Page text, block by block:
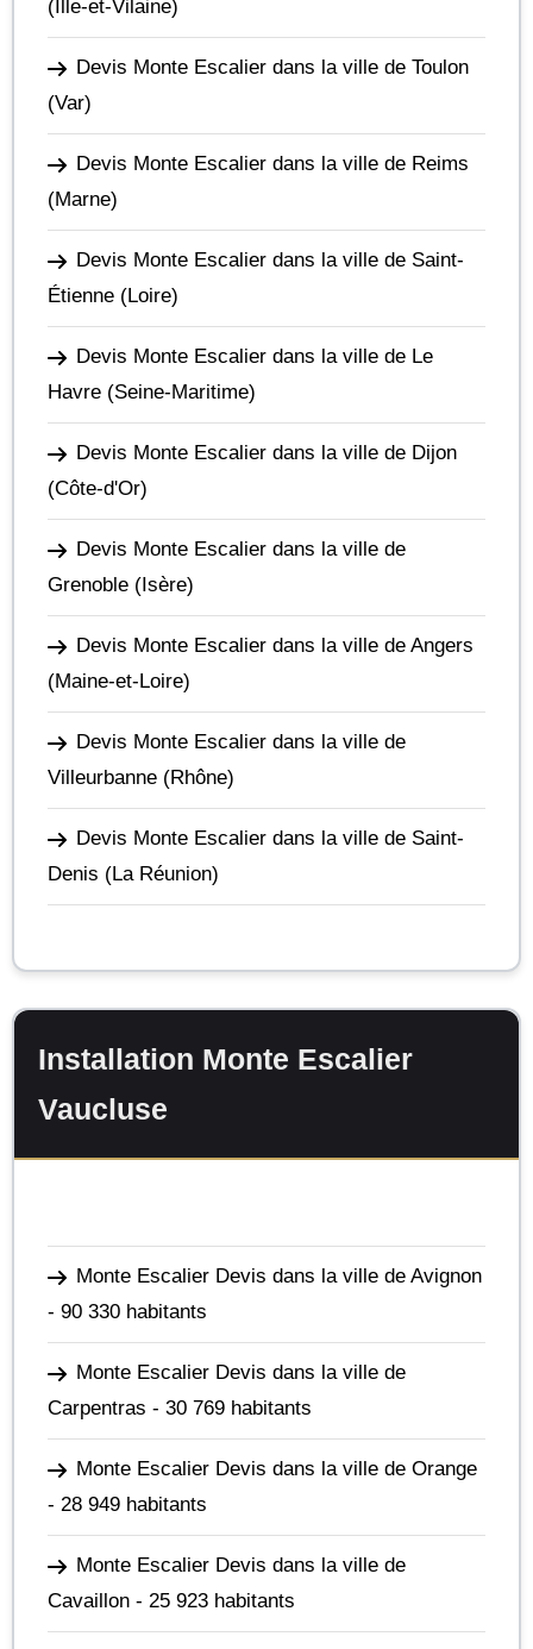
(Ille-et-Vilaine)
Devis Monte Escalier dans la ville de Toulon
(Var)
Devis Monte Escalier dans la ville de Reims
(Marne)
Devis Monte Escalier dans la ville de Saint-
Étienne (Loire)
Devis Monte Escalier dans la ville de Le
Havre (Seine-Maritime)
Devis Monte Escalier dans la ville de Dijon
(Côte-d'Or)
Devis Monte Escalier dans la ville de
Grenoble (Isère)
Devis Monte Escalier dans la ville de Angers
(Maine-et-Loire)
Devis Monte Escalier dans la ville de
Villeurbanne (Rhône)
Devis Monte Escalier dans la ville de Saint-
Denis (La Réunion)
Installation Monte Escalier
Vaucluse
Monte Escalier Devis dans la ville de Avignon
- 90 330 habitants
Monte Escalier Devis dans la ville de
Carpentras - 30 769 habitants
Monte Escalier Devis dans la ville de Orange
- 28 949 habitants
Monte Escalier Devis dans la ville de
Cavaillon - 25 923 habitants